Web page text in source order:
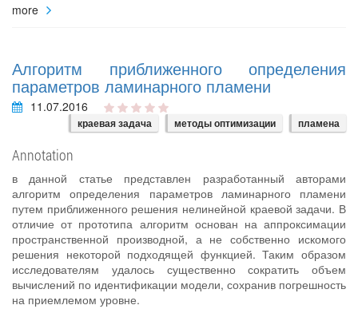
more
Алгоритм приближенного определения
параметров ламинарного пламени
11.07.2016
краевая задача методы оптимизации пламена
Annotation
в данной статье представлен разработанный авторами
алгоритм определения параметров ламинарного пламени
путем приближенного решения нелинейной краевой задачи. В
отличие от прототипа алгоритм основан на аппроксимации
пространственной производной, а не собственно искомого
решения некоторой подходящей функцией. Таким образом
исследователям удалось существенно сократить объем
вычислений по идентификации модели, сохранив погрешность
на приемлемом уровне.